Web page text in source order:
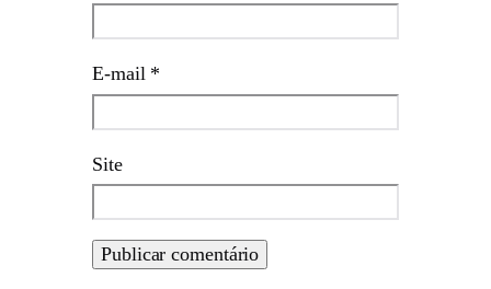
E-mail *
Site